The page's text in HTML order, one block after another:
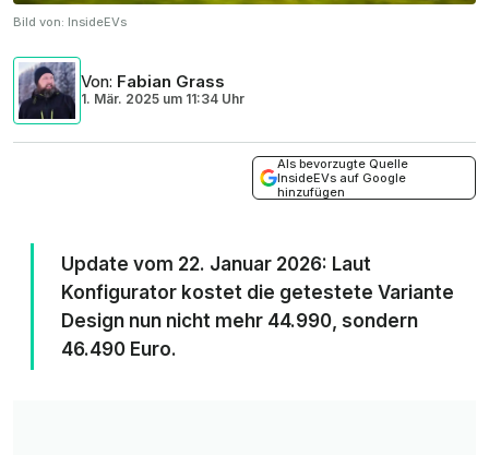
Bild von: InsideEVs
Von: Fabian Grass
1. Mär. 2025 um 11:34 Uhr
Als bevorzugte Quelle
InsideEVs auf Google
hinzufügen
Update vom 22. Januar 2026: Laut
Konfigurator kostet die getestete Variante
Design nun nicht mehr 44.990, sondern
46.490 Euro.